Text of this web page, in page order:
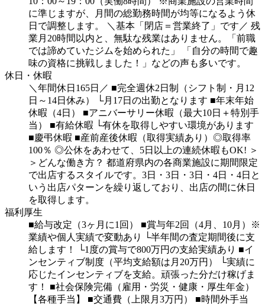
に準じますが、月間の総勤務時間が均等になるよう休
日で調整します。
＼基本「閉店＝営業終了」です／ 残
業月20時間以内と、無駄な残業はありません。「前職
では諦めていたジムを始められた」
「自分の時間で趣
味の資格に挑戦しました！」などの声も多いです。
休日・休暇
＼年間休日165日／ ■完全週休2日制（シフト制・月12
日～14日休み）
└月17日の出勤となります ■年末年始
休暇（4日）
■アニバーサリー休暇（最大10日＋特別手
当）
■有給休暇 └有休を取得しやすい環境があります
■慶弔休暇 ■産前産後休暇（取得実績あり）◎取得率
100％ ◎公休をあわせて、5日以上の連続休暇もOK! ＞
＞どんな働き方？ 都道府県内の各商業施設に期間限定
で出店するスタイルです。3日・3日・3日・4日・4日と
いう出店パターンを繰り返しており、出店の間に休日
を取得します。
福利厚生
■給与改定（3ヶ月に1回）
■賞与年2回（4月、10月）※
業績や個人実績で変動あり
└半年間の査定期間後に支
給します！
└1度の賞与で800万円の支給実績あり ■イ
ンセンティブ制度（平均支給額は月20万円）
└実績に
応じたインセンティブを支給。頑張った分だけ稼げま
す！
■社会保険完備（雇用・労災・健康・厚生年金）
【各種手当】
■交通費（上限月3万円）
■時間外手当